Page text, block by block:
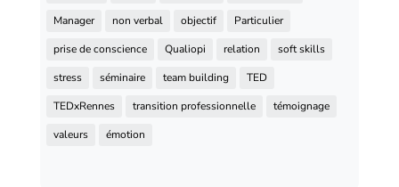
Manager
non verbal objectif
Particulier
prise de conscience
Qualiopi relation
soft skills
stress
séminaire team building
TED
TEDxRennes
transition professionnelle
témoignage
valeurs
émotion